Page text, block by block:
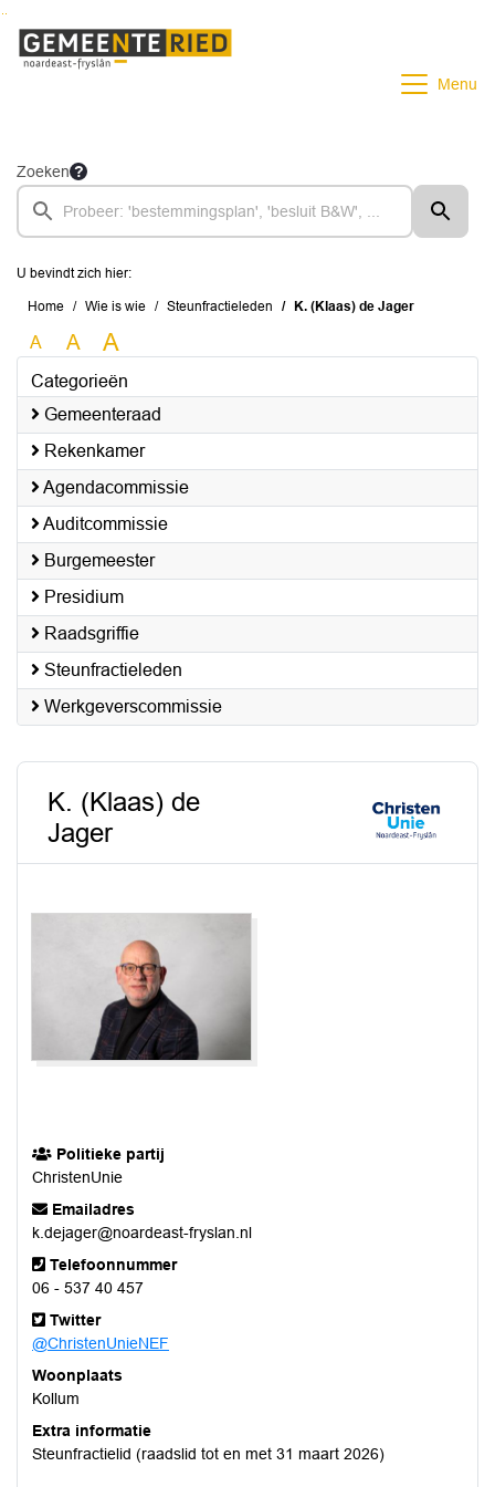
Menu
Zoeken
U bevindt zich hier:
Home Wie is wie Steunfractieleden K. (Klaas) de Jager
A A A
Categorieën
Gemeenteraad
Rekenkamer
Agendacommissie
Auditcommissie
Burgemeester
Presidium
Raadsgriffie
Steunfractieleden
Werkgeverscommissie
K. (Klaas) de
Jager
Politieke partij
ChristenUnie
Emailadres
k.dejager@noardeast-fryslan.nl
Telefoonnummer
06 - 537 40 457
Twitter
@ChristenUnieNEF
Woonplaats
Kollum
Extra informatie
Steunfractielid (raadslid tot en met 31 maart 2026)